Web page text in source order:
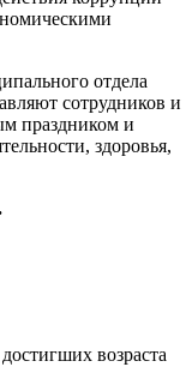
отдела
сотрудников и
праздником и
здоровья,
возраста